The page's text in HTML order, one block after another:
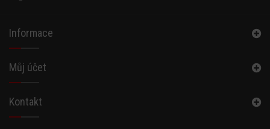
Informace
Můj účet
Kontakt